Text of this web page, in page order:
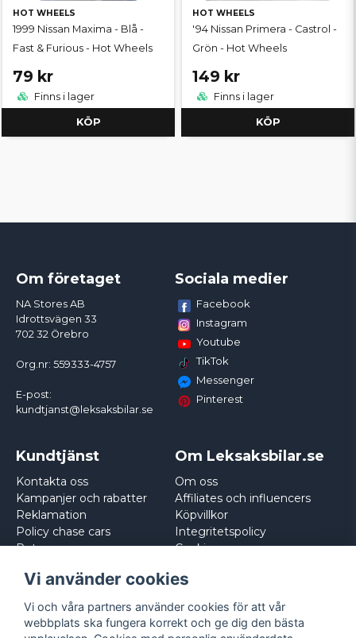
HOT WHEELS
1999 Nissan Maxima - Blå -
Fast & Furious - Hot Wheels
79 kr
Finns i lager
KÖP
HOT WHEELS
'94 Nissan Primera - Castrol -
Grön - Hot Wheels
149 kr
Finns i lager
KÖP
Om företaget
NA Stores AB
Idrottsvägen 33
702 32 Örebro
Org.nr: 559333-4757
E-post:
kundtjanst@leksaksbilar.se
Sociala medier
Facebook
Instagram
Youtube
TikTok
Messenger
Pinterest
Kundtjänst
Kontakta oss
Kampanjer och rabatter
Reklamation
Policy chase cars
Returnera
Om Leksaksbilar.se
Om oss
Affiliates och influencers
Köpvillkor
Integritetspolicy
Cookies
Vi använder cookies
Vi och våra partners använder cookies för att vår
webbplats ska fungera korrekt och ge dig den bästa